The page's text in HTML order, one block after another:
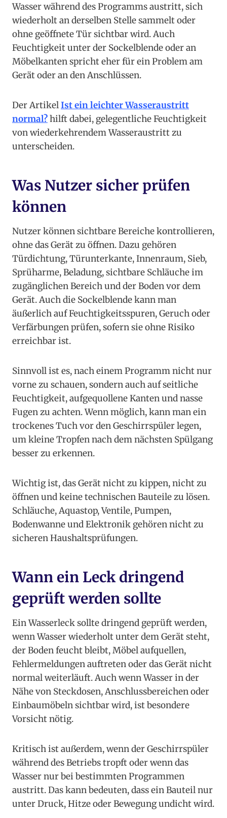
Wasser während des Programms austritt, sich
wiederholt an derselben Stelle sammelt oder
ohne geöffnete Tür sichtbar wird. Auch
Feuchtigkeit unter der Sockelblende oder an
Möbelkanten spricht eher für ein Problem am
Gerät oder an den Anschlüssen.
Der ArtikelIst ein leichter Wasseraustritt
normal?hilft dabei, gelegentliche Feuchtigkeit
von wiederkehrendem Wasseraustritt zu
unterscheiden.
Was Nutzer sicher prüfen
können
Nutzer können sichtbare Bereiche kontrollieren,
ohne das Gerät zu öffnen. Dazu gehören
Türdichtung, Türunterkante, Innenraum, Sieb,
Sprüharme, Beladung, sichtbare Schläuche im
zugänglichen Bereich und der Boden vor dem
Gerät. Auch die Sockelblende kann man
äußerlich auf Feuchtigkeitsspuren, Geruch oder
Verfärbungen prüfen, sofern sie ohne Risiko
erreichbar ist.
Sinnvoll ist es, nach einem Programm nicht nur
vorne zu schauen, sondern auch auf seitliche
Feuchtigkeit, aufgequollene Kanten und nasse
Fugen zu achten. Wenn möglich, kann man ein
trockenes Tuch vor den Geschirrspüler legen,
um kleine Tropfen nach dem nächsten Spülgang
besser zu erkennen.
Wichtig ist, das Gerät nicht zu kippen, nicht zu
öffnen und keine technischen Bauteile zu lösen.
Schläuche, Aquastop, Ventile, Pumpen,
Bodenwanne und Elektronik gehören nicht zu
sicheren Haushaltsprüfungen.
Wann ein Leck dringend
geprüft werden sollte
Ein Wasserleck sollte dringend geprüft werden,
wenn Wasser wiederholt unter dem Gerät steht,
der Boden feucht bleibt, Möbel aufquellen,
Fehlermeldungen auftreten oder das Gerät nicht
normal weiterläuft. Auch wenn Wasser in der
Nähe von Steckdosen, Anschlussbereichen oder
Einbaumöbeln sichtbar wird, ist besondere
Vorsicht nötig.
Kritisch ist außerdem, wenn der Geschirrspüler
während des Betriebs tropft oder wenn das
Wasser nur bei bestimmten Programmen
austritt. Das kann bedeuten, dass ein Bauteil nur
unter Druck, Hitze oder Bewegung undicht wird.